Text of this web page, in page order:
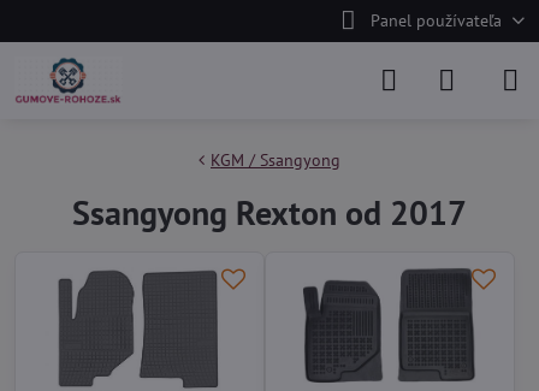
Panel používateľa
KGM / Ssangyong
Ssangyong Rexton od 2017